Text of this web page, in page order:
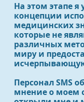
На этом этапе
концепции
медицинских
которые не
различных
миру и
Персонал SMS
мнение о моем